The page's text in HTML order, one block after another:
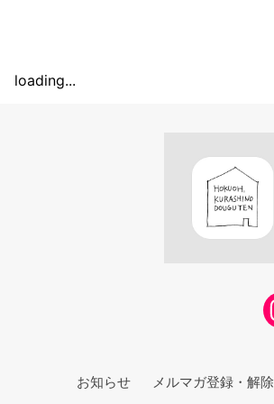
loading...
お知らせ メルマガ登録・解除